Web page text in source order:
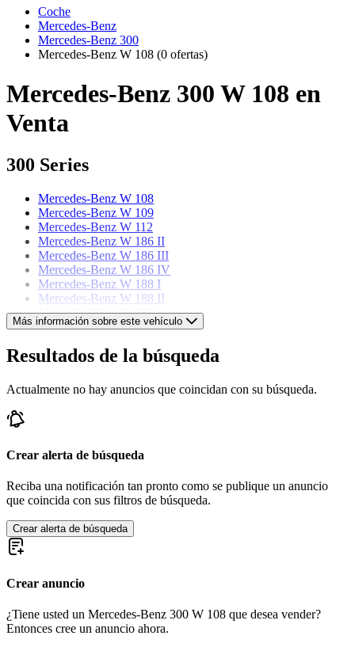
Coche
Mercedes-Benz
Mercedes-Benz 300
Mercedes-Benz W 108 (0 ofertas)
Mercedes-Benz 300 W 108 en
Venta
300 Series
Mercedes-Benz W 108
Mercedes-Benz W 109
Mercedes-Benz W 112
Mercedes-Benz W 186 II
Mercedes-Benz W 186 III
Mercedes-Benz W 186 IV
Mercedes-Benz W 188 I
Mercedes-Benz W 188 II
Mercedes-Benz W 189
Mercedes-Benz models
Mercedes-Benz 170
Mercedes-Benz 280
Mercedes-Benz E-Class
Mercedes-Benz G-Class
Mercedes-Benz Ponton
Mercedes-Benz S-Class
Mercedes-Benz SL-Class
Mercedes-Benz SLK
Más información sobre este vehículo
Resultados de la búsqueda
Actualmente no hay anuncios que coincidan con su búsqueda.
Crear alerta de búsqueda
Reciba una notificación tan pronto como se publique un anuncio
que coincida con sus filtros de búsqueda.
Crear alerta de búsqueda
Crear anuncio
¿Tiene usted un Mercedes-Benz 300 W 108 que desea vender?
Entonces cree un anuncio ahora.